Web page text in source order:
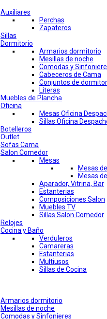
Auxiliares
Perchas
Zapateros
Sillas
Dormitorio
Armarios dormitorio
Mesillas de noche
Comodas y
Cabeceros de Cama
Conjuntos de
Literas
Muebles de Plancha
Oficina
Mesas Oficina
Sillas Oficina
Botelleros
Outlet
Sofas Cama
Salon Comedor
Mesas
Mesas
Mesas
Aparador, Vitrina, Bar
Estanterias
Composiciones Salon
Muebles TV
Sillas Salon Comedor
Relojes
Cocina y Baño
Verduleros
Camareras
Estanterias
Multiusos
Sillas de Cocina
Armarios dormitorio
Mesillas de noche
Comodas y Sinfonieres